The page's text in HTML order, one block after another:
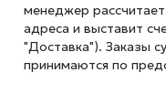
менеджер
адреса и выставит
"Доставка"). Заказы
принимаются по